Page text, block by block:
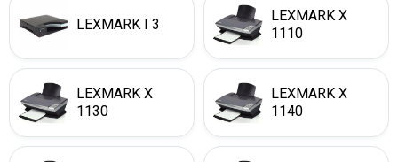
LEXMARK I 3
LEXMARK X
1110
LEXMARK X
1130
LEXMARK X
1140